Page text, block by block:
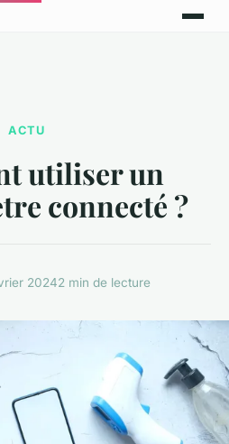
ACTU
utiliser un
connecté ?
20242 min de lecture